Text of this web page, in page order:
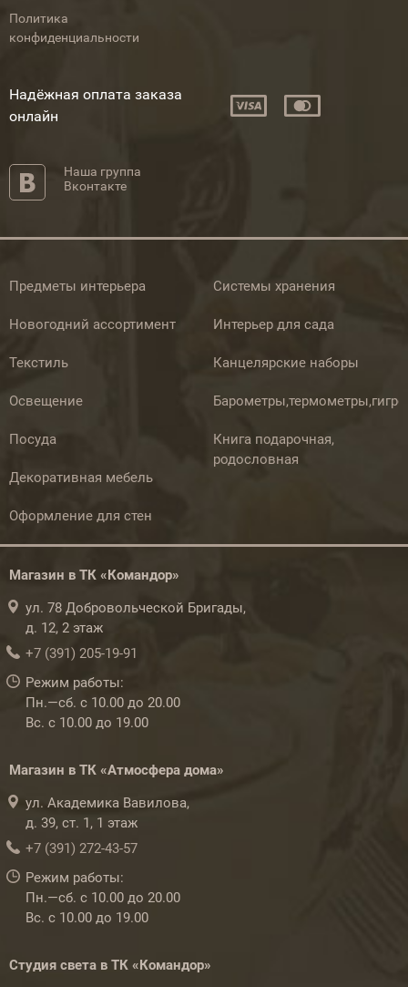
Политика
конфиденциальности
Надёжная оплата заказа
онлайн
Наша группа
Вконтакте
Предметы интерьера
Новогодний ассортимент
Текстиль
Освещение
Посуда
Декоративная мебель
Оформление для стен
Системы хранения
Интерьер для сада
Канцелярские наборы
Книга подарочная,
родословная
Магазин в ТК «Командор»
ул. 78 Добровольческой Бригады,
д. 12, 2 этаж
+7 (391) 205-19-91
Режим работы:
Пн.—сб. с 10.00 до 20.00
Вс. с 10.00 до 19.00
Магазин в ТК «Атмосфера дома»
ул. Академика Вавилова,
д. 39, ст. 1, 1 этаж
+7 (391) 272-43-57
Режим работы:
Пн.—сб. с 10.00 до 20.00
Вс. с 10.00 до 19.00
Студия света в ТК «Командор»